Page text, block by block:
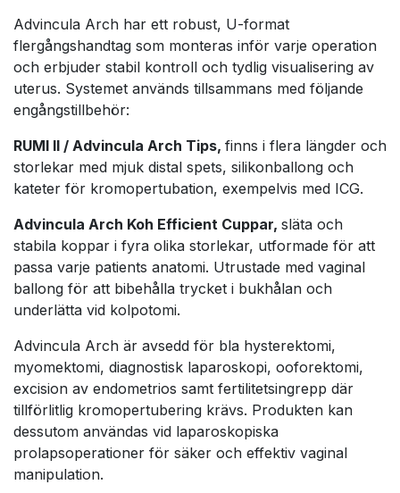
Advincula Arch har ett robust, U-format
flergångshandtag som monteras inför varje operation
och erbjuder stabil kontroll och tydlig visualisering av
uterus. Systemet används tillsammans med följande
engångstillbehör:
RUMI II / Advincula Arch Tips, finns i flera längder och
storlekar med mjuk distal spets, silikonballong och
kateter för kromopertubation, exempelvis med ICG.
Advincula Arch Koh Efficient Cuppar, släta och
stabila koppar i fyra olika storlekar, utformade för att
passa varje patients anatomi. Utrustade med vaginal
ballong för att bibehålla trycket i bukhålan och
underlätta vid kolpotomi.
Advincula Arch är avsedd för bla hysterektomi,
myomektomi, diagnostisk laparoskopi, ooforektomi,
excision av endometrios samt fertilitetsingrepp där
tillförlitlig kromopertubering krävs. Produkten kan
dessutom användas vid laparoskopiska
prolapsoperationer för säker och effektiv vaginal
manipulation.